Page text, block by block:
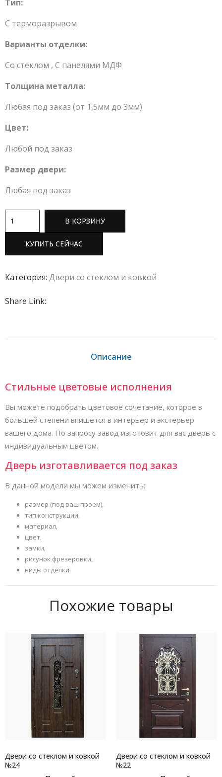
Тип:
С терморазрывом
Варианты отделки:
Со стеклом , С панелями МДФ
Толщина металла:
Любая под заказ (от 1,5мм до 3мм)
Цвет:
Любой под заказ
Размер двери:
Любая под заказ
В КОРЗИНУ
КУПИТЬ СЕЙЧАС
Категория: Двери со стеклом и ковкой
Share Link:
Описание
Стильные цветовые исполнения
Вы можете подобрать цветовое сочетание, которое в
большей степени впишется в интерьер и экстерьер
вашего дома. По запросу завод изготовит для вас дверь с
индивидуальным цветом.
Дверь изготавливается под заказ
В данной модели мы можем изменить:
размер (под ваш проем),
тип конструкции,
материал,
цвет,
замки,
рисунок фрезеровки,
виды отделки.
Похожие товары
Двери со стеклом и ковкой
№24
Двери со стеклом и ковкой
№22